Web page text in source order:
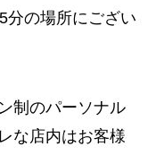
分の場所にござい
制のパーソナル
な店内はお客様